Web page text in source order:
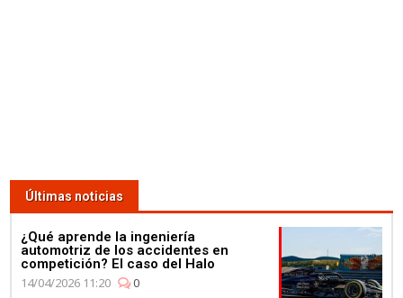
Últimas noticias
¿Qué aprende la ingeniería
automotriz de los accidentes en
competición? El caso del Halo
14/04/2026 11:20
0